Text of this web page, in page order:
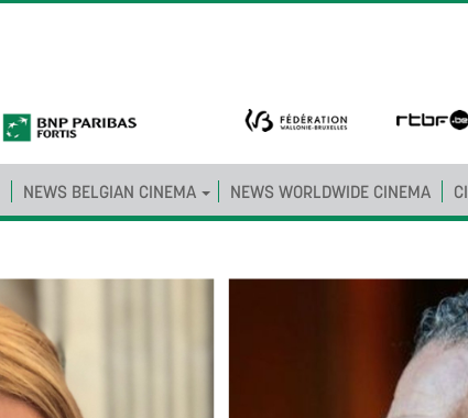
NEWS BELGIAN CINEMA NEWS WORLDWIDE CINEMA